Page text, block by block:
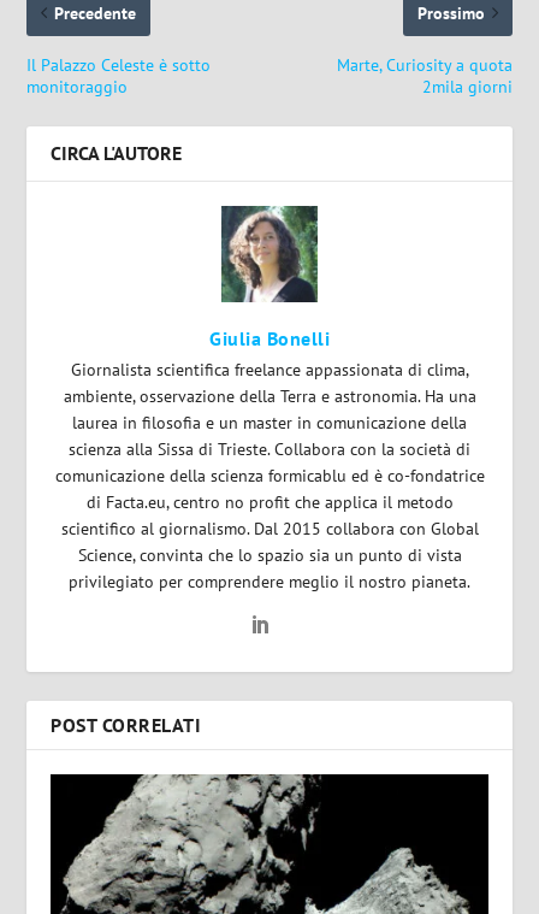
Precedente
Il Palazzo Celeste è sotto
monitoraggio
Prossimo
Marte, Curiosity a quota
2mila giorni
CIRCA L'AUTORE
Giulia Bonelli
Giornalista scientifica freelance appassionata di clima,
ambiente, osservazione della Terra e astronomia. Ha una
laurea in filosofia e un master in comunicazione della
scienza alla Sissa di Trieste. Collabora con la società di
comunicazione della scienza formicablu ed è co-fondatrice
di Facta.eu, centro no profit che applica il metodo
scientifico al giornalismo. Dal 2015 collabora con Global
Science, convinta che lo spazio sia un punto di vista
privilegiato per comprendere meglio il nostro pianeta.
POST CORRELATI